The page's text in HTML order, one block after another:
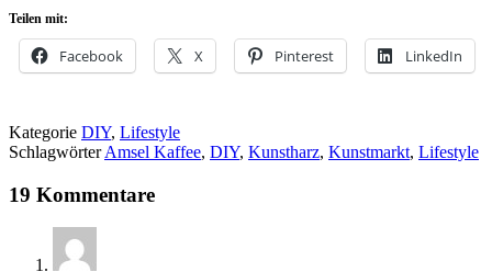
Teilen mit:
Facebook X Pinterest LinkedIn
Kategorie DIY, Lifestyle
SchlagwörterAmsel Kaffee, DIY, Kunstharz, Kunstmarkt, Lifestyle
19 Kommentare